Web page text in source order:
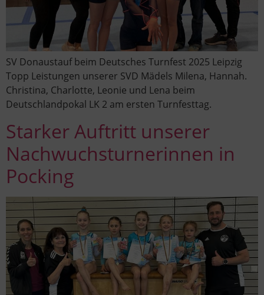
SV Donaustauf beim Deutsches Turnfest 2025 Leipzig
Topp Leistungen unserer SVD Mädels Milena, Hannah.
Christina, Charlotte, Leonie und Lena beim
Deutschlandpokal LK 2 am ersten Turnfesttag.
Starker Auftritt unserer
Nachwuchsturnerinnen in
Pocking